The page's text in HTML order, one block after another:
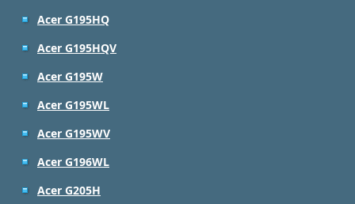
Acer G195HQ
Acer G195HQV
Acer G195W
Acer G195WL
Acer G195WV
Acer G196WL
Acer G205H